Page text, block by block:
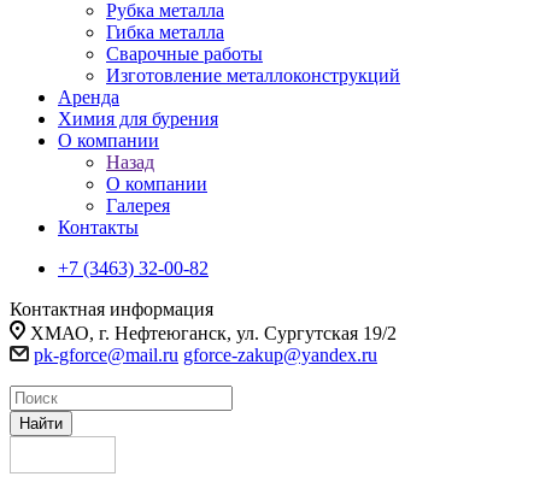
Рубка металла
Гибка металла
Сварочные работы
Изготовление металлоконструкций
Аренда
Химия для бурения
О компании
Назад
О компании
Галерея
Контакты
+7 (3463) 32-00-82
Контактная информация
ХМАО, г. Нефтеюганск, ул. Сургутская 19/2
pk-gforce@mail.ru gforce-zakup@yandex.ru
Найти